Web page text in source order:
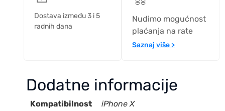
Dostava između 3 i 5
radnih dana
Nudimo mogućnost
plaćanja na rate
Saznaj više >
Dodatne informacije
Kompatibilnost iPhone X